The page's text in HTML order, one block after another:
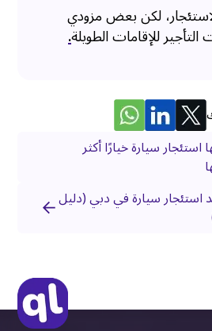
لكن بعض مزودي
للإقامات الطويلة.
استئجار سيارة خيارًا أكثر
استئجار سيارة في دبي (دليل